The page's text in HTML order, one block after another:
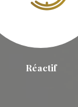
Réactif